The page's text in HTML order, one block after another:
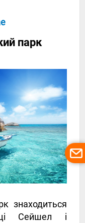
парк
знаходиться
Сейшел і